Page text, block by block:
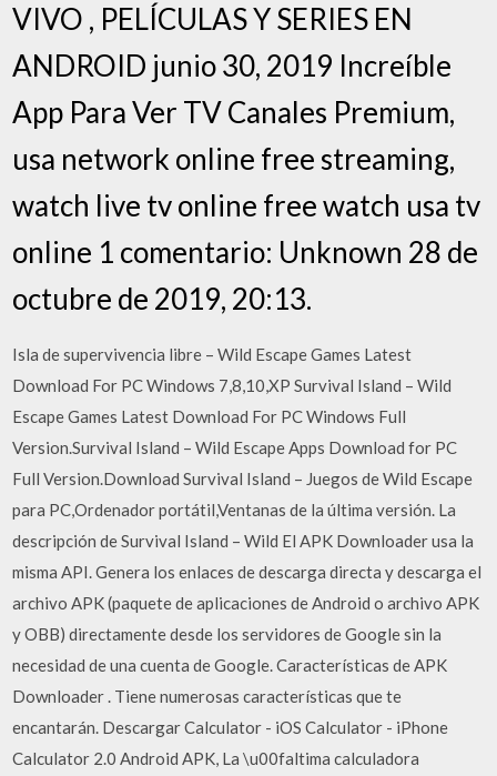
VIVO , PELÍCULAS Y SERIES EN
ANDROID junio 30, 2019 Increíble
App Para Ver TV Canales Premium,
usa network online free streaming,
watch live tv online free watch usa tv
online 1 comentario: Unknown 28 de
octubre de 2019, 20:13.
Isla de supervivencia libre – Wild Escape Games Latest
Download For PC Windows 7,8,10,XP Survival Island – Wild
Escape Games Latest Download For PC Windows Full
Version.Survival Island – Wild Escape Apps Download for PC
Full Version.Download Survival Island – Juegos de Wild Escape
para PC,Ordenador portátil,Ventanas de la última versión. La
descripción de Survival Island – Wild El APK Downloader usa la
misma API. Genera los enlaces de descarga directa y descarga el
archivo APK (paquete de aplicaciones de Android o archivo APK
y OBB) directamente desde los servidores de Google sin la
necesidad de una cuenta de Google. Características de APK
Downloader . Tiene numerosas características que te
encantarán. Descargar Calculator - iOS Calculator - iPhone
Calculator 2.0 Android APK, La \u00faltima calculadora